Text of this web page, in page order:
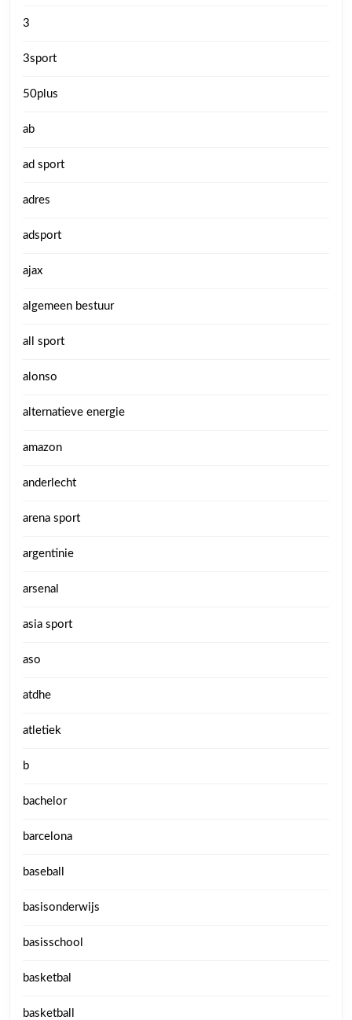
3
3sport
50plus
ab
ad sport
adres
adsport
ajax
algemeen bestuur
all sport
alonso
alternatieve energie
amazon
anderlecht
arena sport
argentinie
arsenal
asia sport
aso
atdhe
atletiek
b
bachelor
barcelona
baseball
basisonderwijs
basisschool
basketbal
basketball